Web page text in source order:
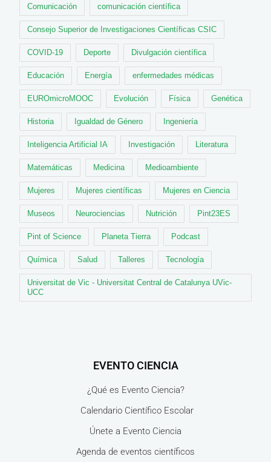
Comunicación comunicación científica
Consejo Superior de Investigaciones Científicas CSIC
COVID-19 Deporte Divulgación científica
Educación Energía enfermedades médicas
EUROmicroMOOC Evolución Física Genética
Historia Igualdad de Género Ingeniería
Inteligencia Artificial IA Investigación Literatura
Matemáticas Medicina Medioambiente
Mujeres Mujeres científicas Mujeres en Ciencia
Museos Neurociencias Nutrición Pint23ES
Pint of Science Planeta Tierra Podcast
Química Salud Talleres Tecnología
Universitat de Vic - Universitat Central de Catalunya UVic-
UCC
EVENTO CIENCIA
¿Qué es Evento Ciencia?
Calendario Científico Escolar
Únete a Evento Ciencia
Agenda de eventos científicos